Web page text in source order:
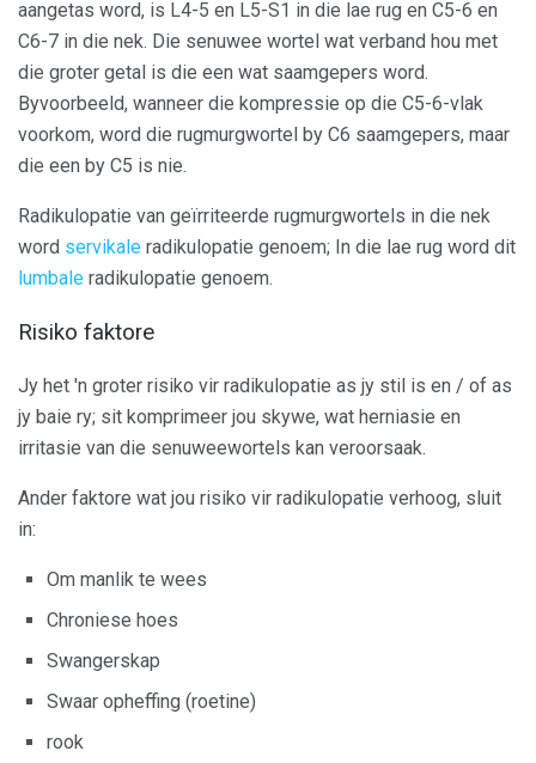
aangetas word, is L4-5 en L5-S1 in die lae rug en C5-6 en
C6-7 in die nek. Die senuwee wortel wat verband hou met
die groter getal is die een wat saamgepers word.
Byvoorbeeld, wanneer die kompressie op die C5-6-vlak
voorkom, word die rugmurgwortel by C6 saamgepers, maar
die een by C5 is nie.
Radikulopatie van geïrriteerde rugmurgwortels in die nek
word servikale radikulopatie genoem; In die lae rug word dit
lumbale radikulopatie genoem.
Risiko faktore
Jy het 'n groter risiko vir radikulopatie as jy stil is en / of as
jy baie ry; sit komprimeer jou skywe, wat herniasie en
irritasie van die senuweewortels kan veroorsaak.
Ander faktore wat jou risiko vir radikulopatie verhoog, sluit
in:
Om manlik te wees
Chroniese hoes
Swangerskap
Swaar opheffing (roetine)
rook